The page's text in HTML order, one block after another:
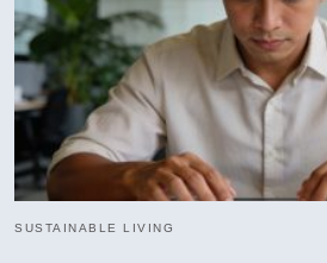
SUSTAINABLE LIVING